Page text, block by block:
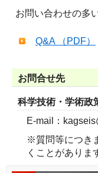
お問い合わせの多
Q&A （PDF）
お問合せ先
科学技術・学術政
E-mail：
※質問等につき
くことがありま